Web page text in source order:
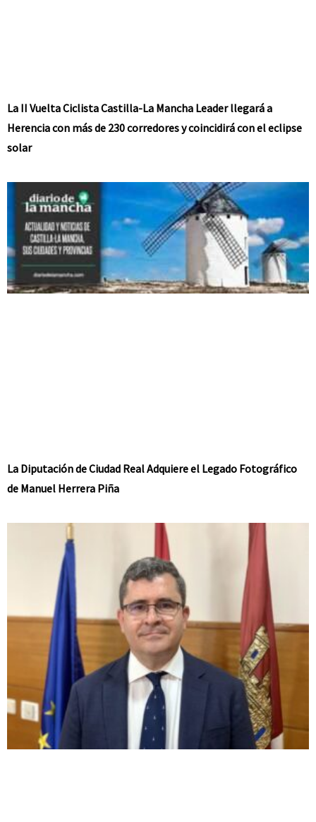
La II Vuelta Ciclista Castilla-La Mancha Leader llegará a
Herencia con más de 230 corredores y coincidirá con el eclipse
solar
La Diputación de Ciudad Real Adquiere el Legado Fotográfico
de Manuel Herrera Piña